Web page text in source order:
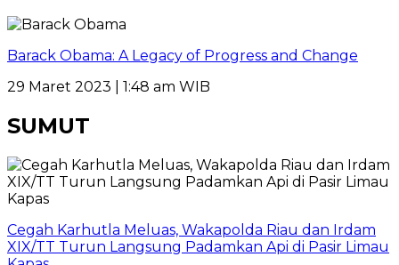
Barack Obama: A Legacy of Progress and Change
29 Maret 2023 | 1:48 am WIB
SUMUT
Cegah Karhutla Meluas, Wakapolda Riau dan Irdam
XIX/TT Turun Langsung Padamkan Api di Pasir Limau